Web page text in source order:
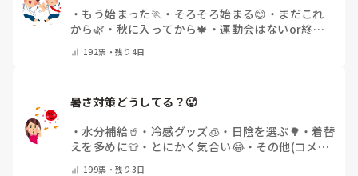
・ もう始まった🏃 ・ そろそろ始まる😊 ・ まだこれ
から🌿 ・ 秋に入ってから🍁 ・運動会はないor終わ
192票・残り4日
暑さ対策どうしてる？🥵
・水分補給🥤 ・ 冷感グッズ🧊 ・ 日陰を選ぶ🌳 ・着替
えを多めに👕 ・ とにかく気合い😂・ その他(コメン
199票・残り3日